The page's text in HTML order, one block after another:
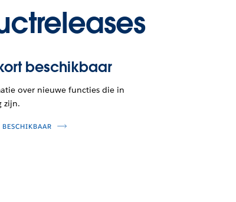
beschikbaar
over nieuwe functies die in
zijn.